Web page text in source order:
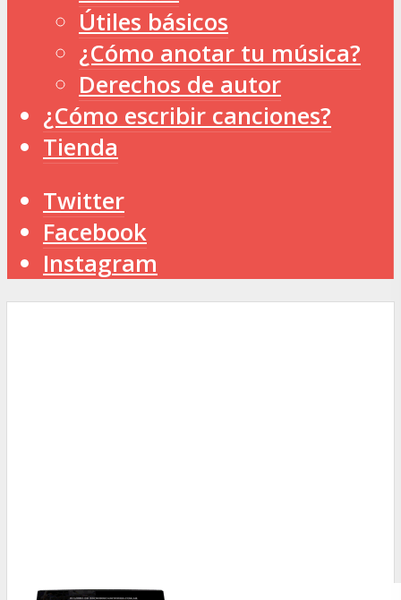
Útiles básicos
¿Cómo anotar tu música?
Derechos de autor
¿Cómo escribir canciones?
Tienda
Twitter
Facebook
Instagram